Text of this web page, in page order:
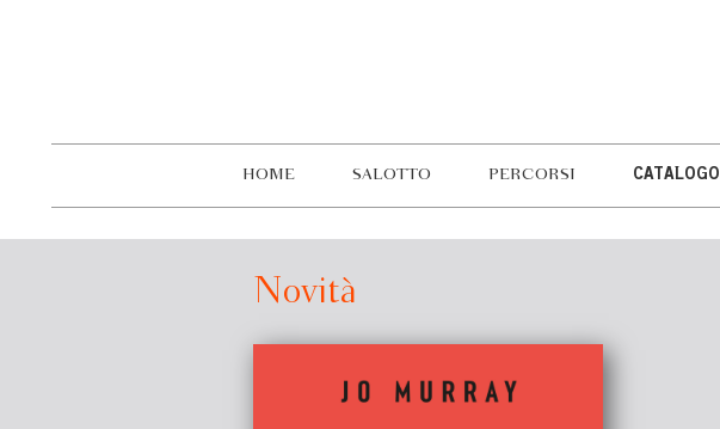
HOME SALOTTO PERCORSI CATALOGO
Novità